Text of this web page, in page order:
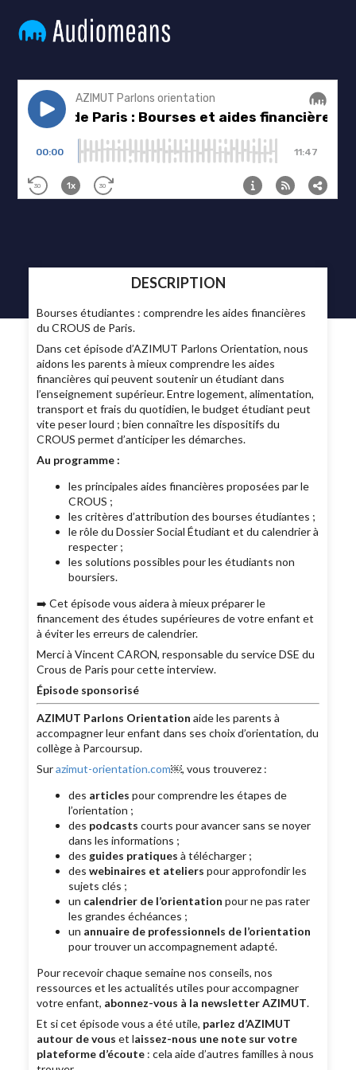
DESCRIPTION
Bourses étudiantes : comprendre les aides financières
du CROUS de Paris.
Dans cet épisode d’AZIMUT Parlons Orientation, nous
aidons les parents à mieux comprendre les aides
financières qui peuvent soutenir un étudiant dans
l’enseignement supérieur. Entre logement, alimentation,
transport et frais du quotidien, le budget étudiant peut
vite peser lourd ; bien connaître les dispositifs du
CROUS permet d’anticiper les démarches.
Au programme :
les principales aides financières proposées par le
CROUS ;
les critères d’attribution des bourses étudiantes ;
le rôle du Dossier Social Étudiant et du calendrier à
respecter ;
les solutions possibles pour les étudiants non
boursiers.
➡️ Cet épisode vous aidera à mieux préparer le
financement des études supérieures de votre enfant et
à éviter les erreurs de calendrier.
Merci à Vincent CARON, responsable du service DSE du
Crous de Paris pour cette interview.
Épisode sponsorisé
AZIMUT Parlons Orientation aide les parents à
accompagner leur enfant dans ses choix d’orientation, du
collège à Parcoursup.
Surazimut-orientation.com￼, vous trouverez :
des articles pour comprendre les étapes de
l’orientation ;
des podcasts courts pour avancer sans se noyer
dans les informations ;
des guides pratiques à télécharger ;
deswebinaires et ateliers pour approfondir les
sujets clés ;
un calendrier de l’orientation pour ne pas rater
les grandes échéances ;
un annuaire de professionnels de l’orientation
pour trouver un accompagnement adapté.
Pour recevoir chaque semaine nos conseils, nos
ressources et les actualités utiles pour accompagner
votre enfant, abonnez-vous à la newsletter AZIMUT.
Et si cet épisode vous a été utile, parlez d’AZIMUT
autour de vous et laissez-nous une note sur votre
plateforme d’écoute : cela aide d’autres familles à nous